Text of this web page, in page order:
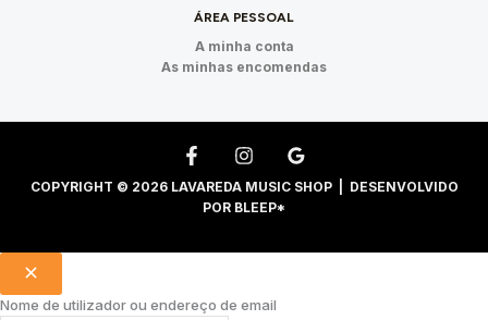
ÁREA PESSOAL
A minha conta
As minhas encomendas
COPYRIGHT © 2026 LAVAREDA MUSIC SHOP | DESENVOLVIDO
POR BLEEP*
Nome de utilizador ou endereço de email